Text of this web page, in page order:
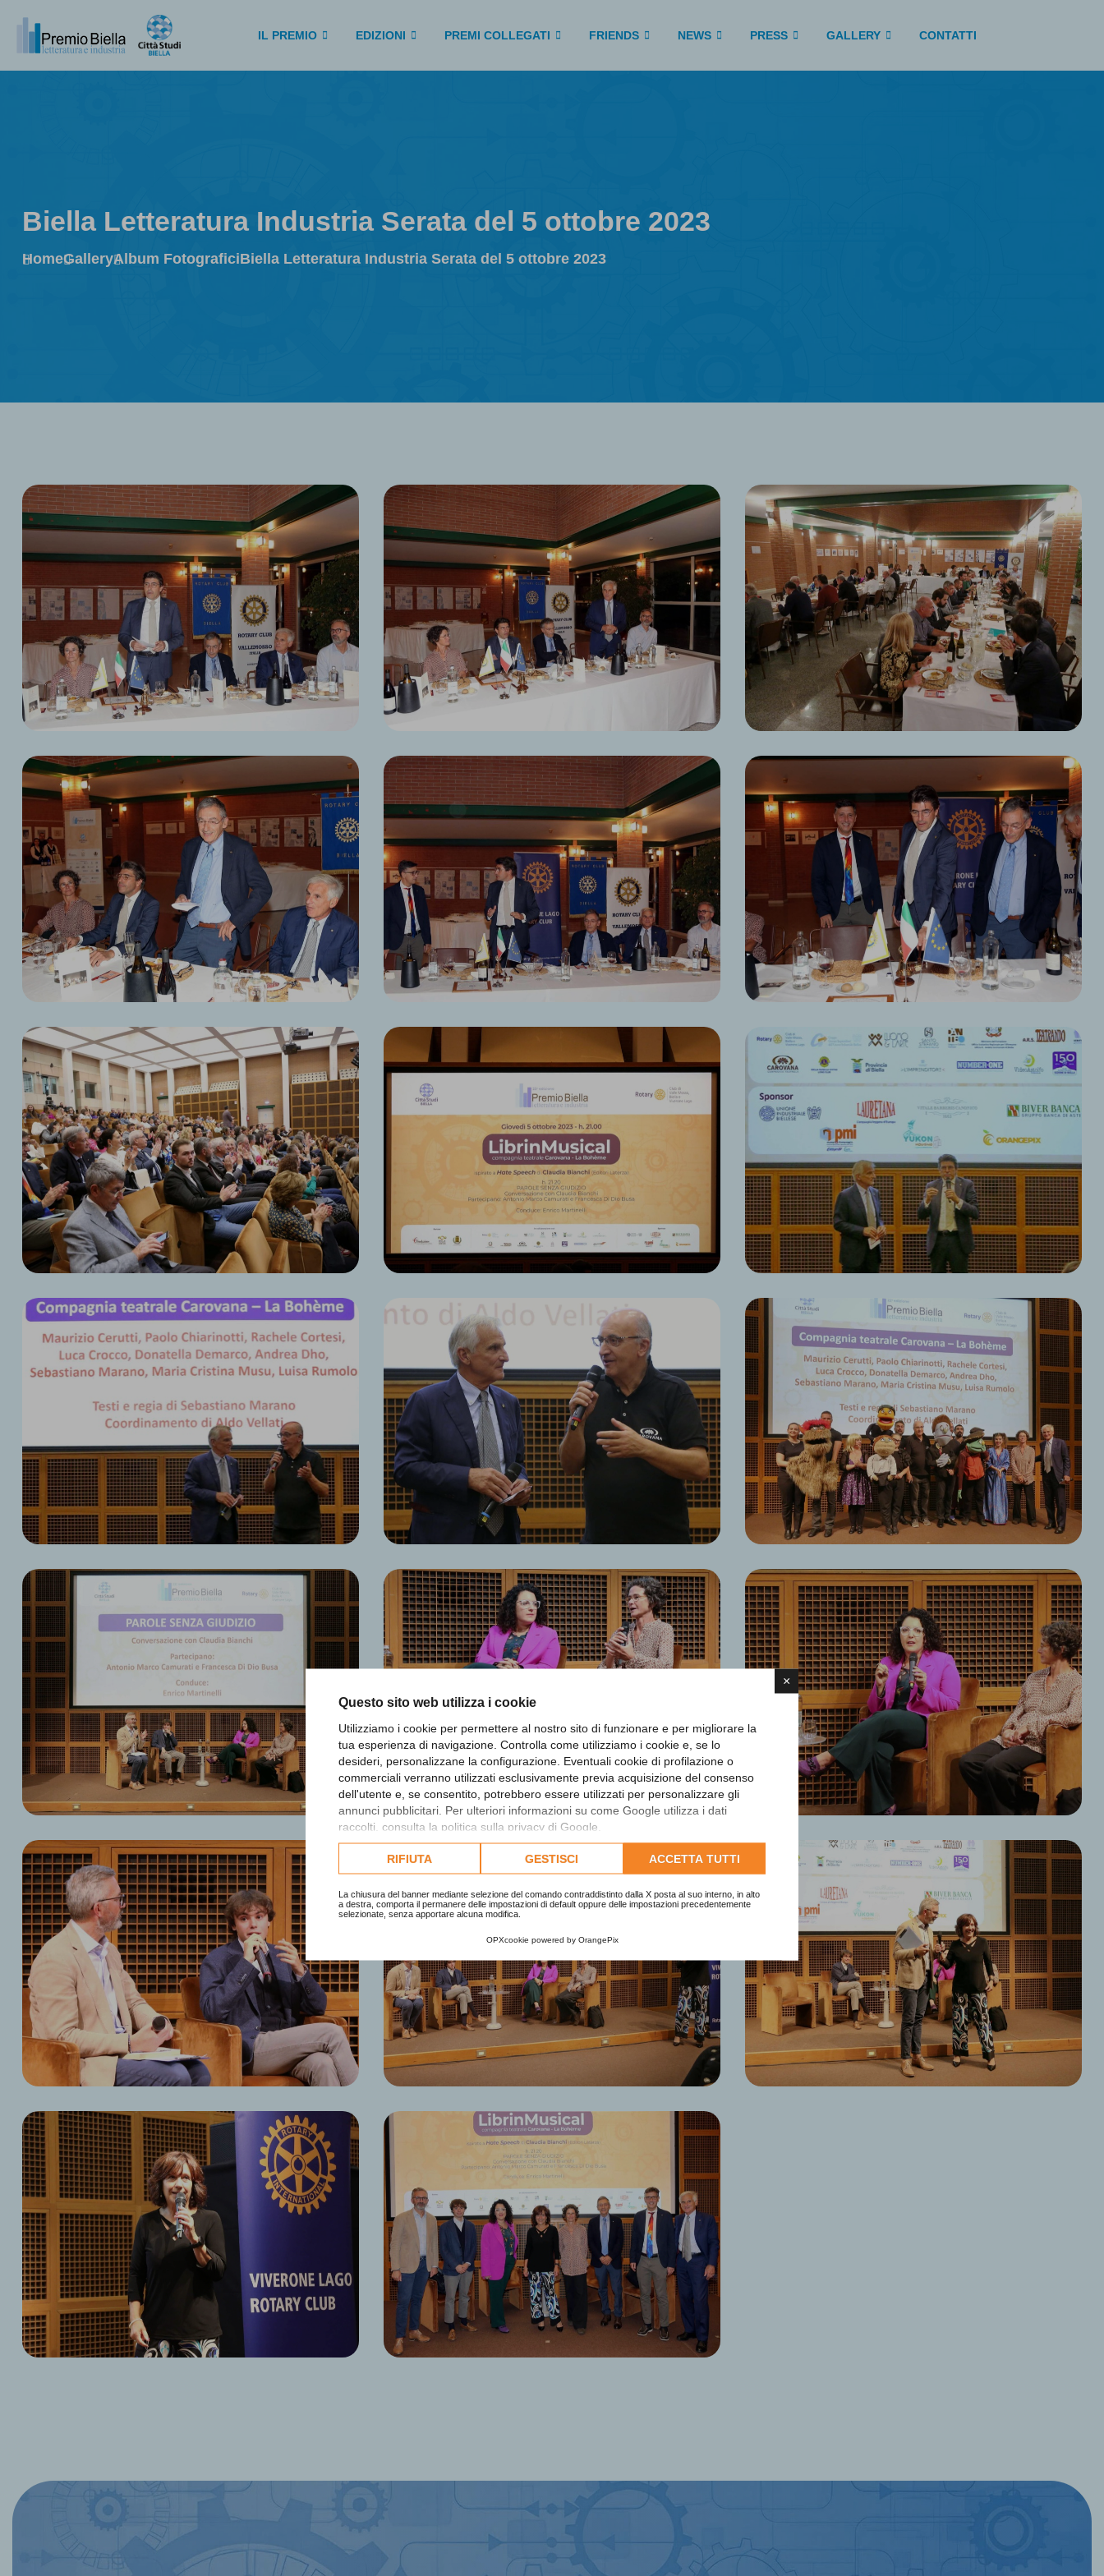
×
Questo sito web utilizza i cookie
Utilizziamo i cookie per permettere al nostro sito di funzionare e per migliorare la
tua esperienza di navigazione. Controlla come utilizziamo i cookie e, se lo
desideri, personalizzane la configurazione. Eventuali cookie di profilazione o
commerciali verranno utilizzati esclusivamente previa acquisizione del consenso
dell'utente e, se consentito, potrebbero essere utilizzati per personalizzare gli
annunci pubblicitari. Per ulteriori informazioni su come Google utilizza i dati
raccolti, consulta la politica sulla privacy di Google
Consulta l'informativa cookie completa.
RIFIUTA GESTISCI ACCETTA TUTTI
La chiusura del banner mediante selezione del comando contraddistinto dalla X posta al suo interno, in alto
a destra, comporta il permanere delle impostazioni di default oppure delle impostazioni precedentemente
selezionate, senza apportare alcuna modifica.
OPXcookie powered by OrangePix
IL PREMIO EDIZIONI PREMI COLLEGATI FRIENDS NEWS PRESS GALLERY CONTATTI
Biella Letteratura Industria Serata del 5 ottobre 2023
HomeGalleryAlbum FotograficiBiella Letteratura Industria Serata del 5 ottobre 2023